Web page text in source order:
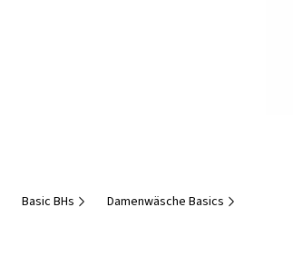
Basic BHs Damenwäsche Basics